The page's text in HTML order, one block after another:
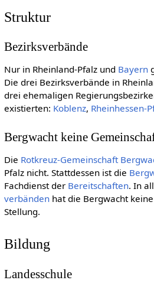
Struktur
Bezirksverbände
Nur in Rheinland-Pfalz und Bayern
Die drei Bezirksverbände in
drei ehemaligen
existierten: Koblenz, Rheinhessen-
Bergwacht keine
Die Rotkreuz-Gemeinschaft
Pfalz nicht. Stattdessen ist die
Fachdienst der Bereitschaften. In
verbändenhat die Bergwacht
Stellung.
Bildung
Landesschule